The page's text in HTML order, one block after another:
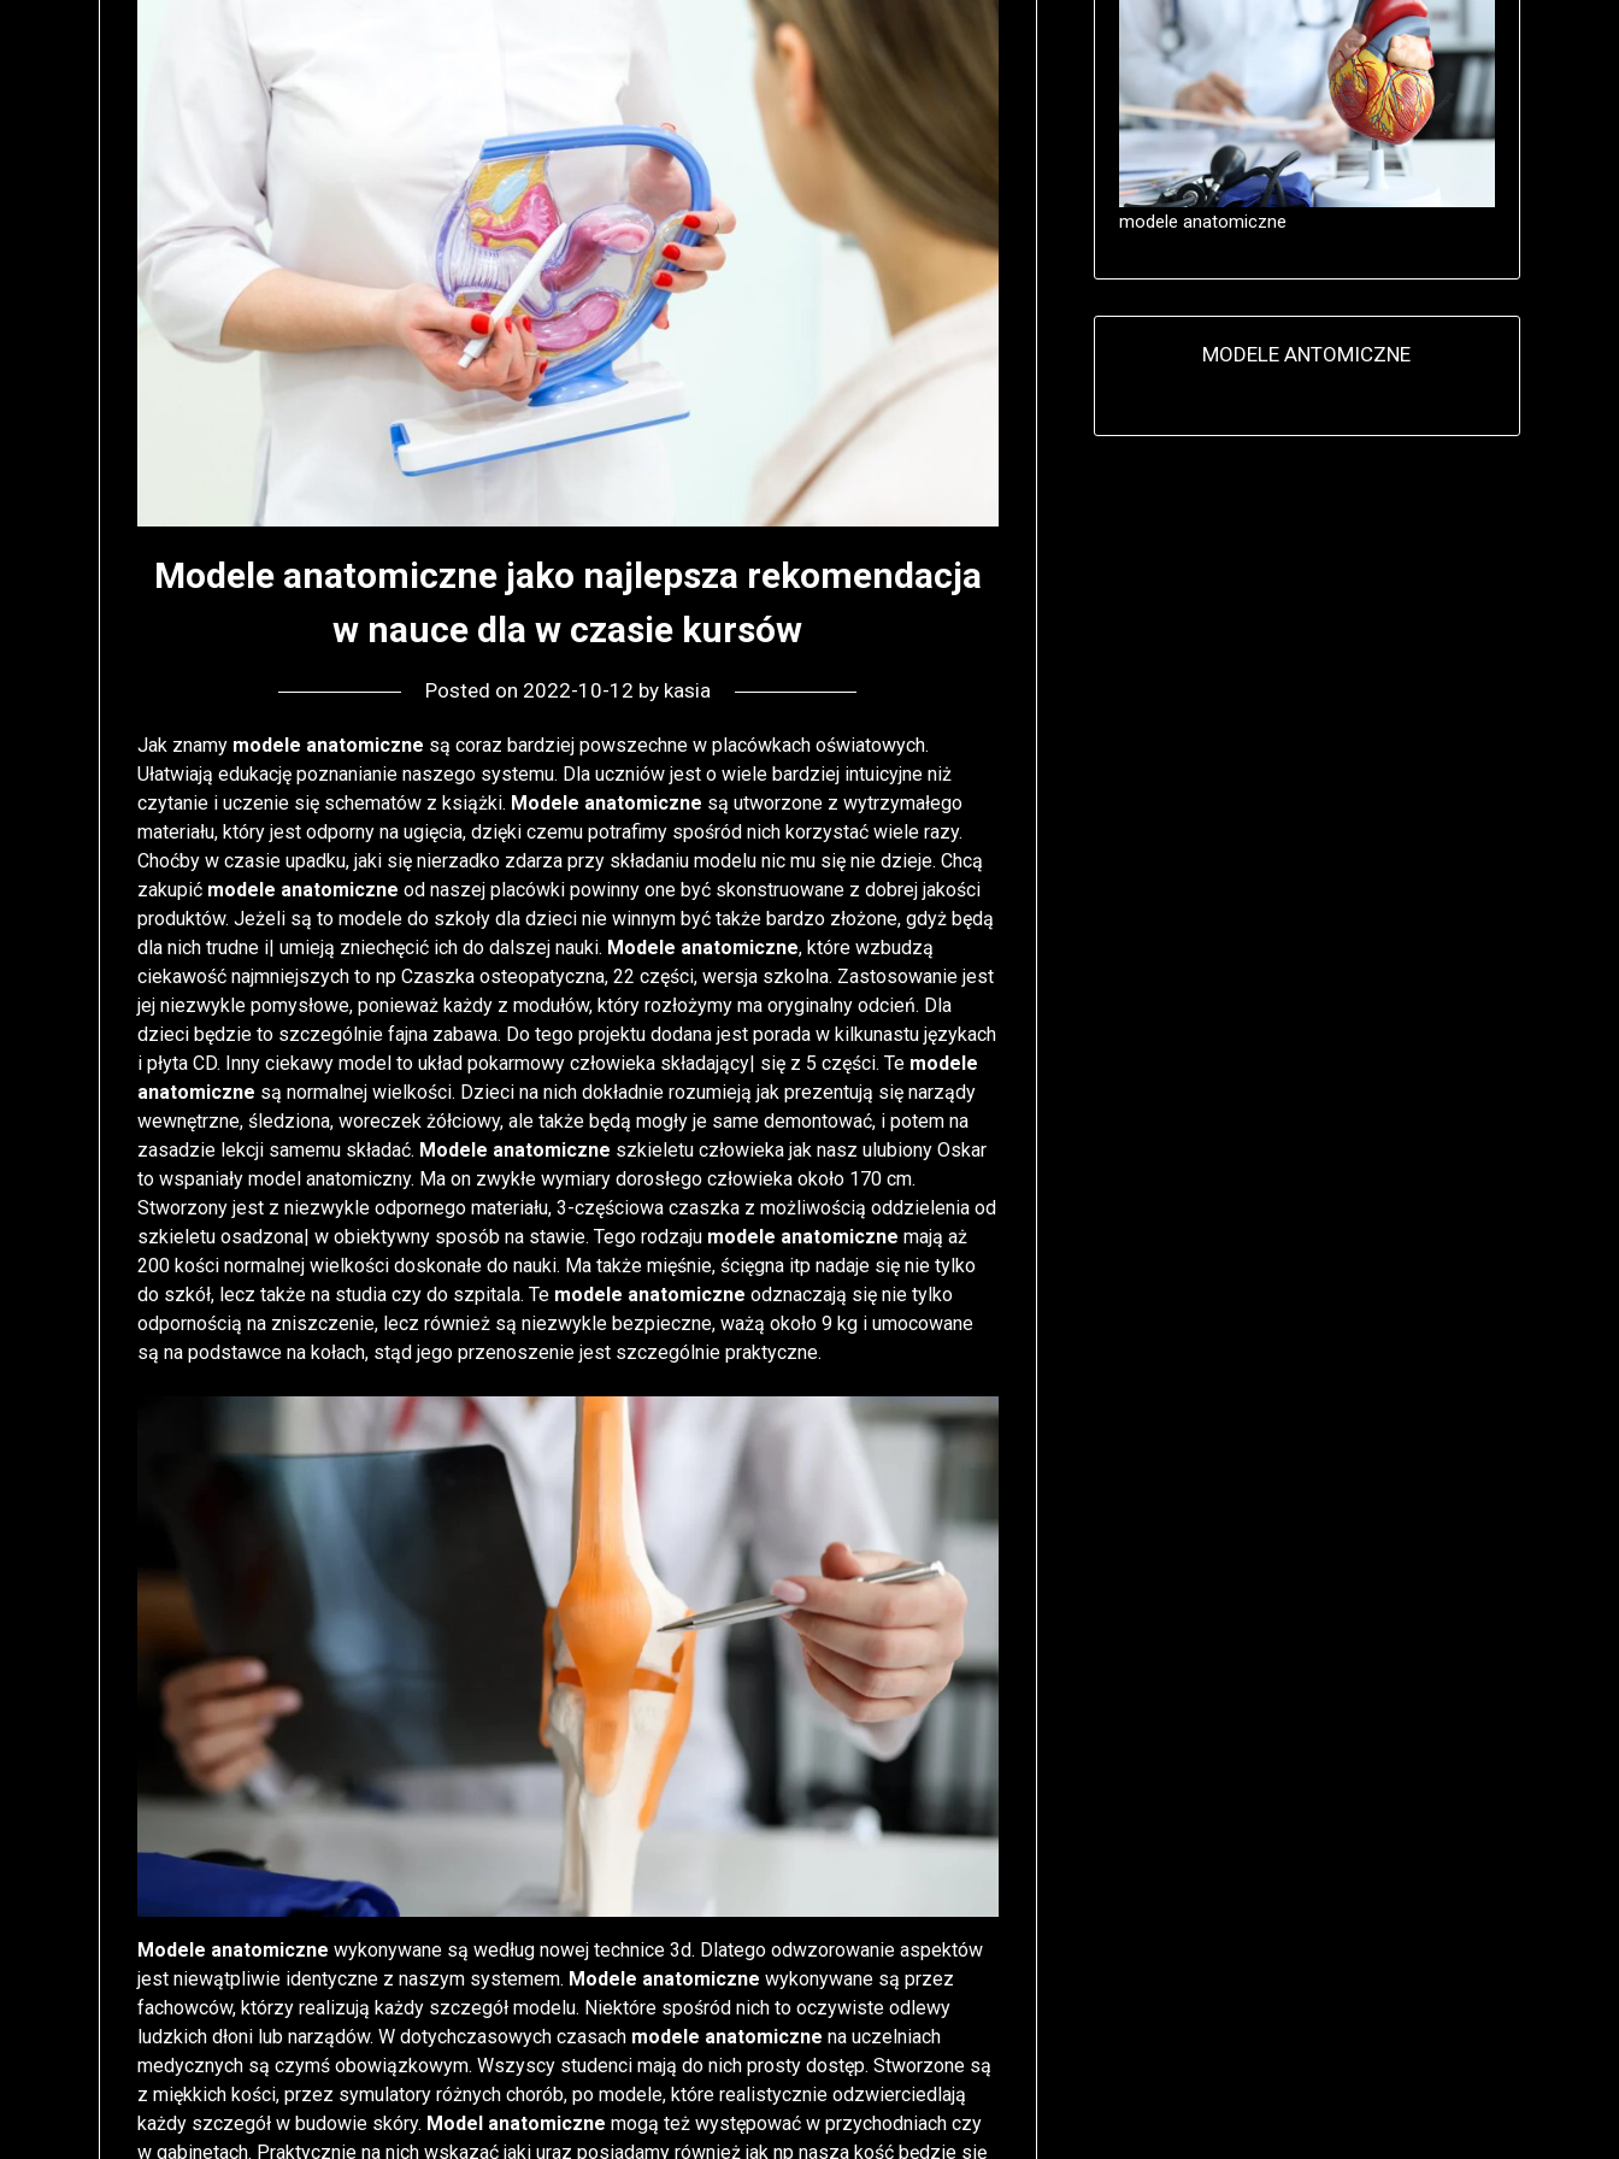
Modele anatomiczne jako najlepsza rekomendacja
w nauce dla w czasie kursów
Posted on 2022-10-12 by kasia
Jak znamy modele anatomiczne są coraz bardziej powszechne w placówkach oświatowych.
Ułatwiają edukację poznanianie naszego systemu. Dla uczniów jest o wiele bardziej intuicyjne niż
czytanie i uczenie się schematów z książki. Modele anatomiczne są utworzone z wytrzymałego
materiału, który jest odporny na ugięcia, dzięki czemu potrafimy spośród nich korzystać wiele razy.
Choćby w czasie upadku, jaki się nierzadko zdarza przy składaniu modelu nic mu się nie dzieje. Chcą
zakupić modele anatomiczne od naszej placówki powinny one być skonstruowane z dobrej jakości
produktów. Jeżeli są to modele do szkoły dla dzieci nie winnym być także bardzo złożone, gdyż będą
dla nich trudne i| umieją zniechęcić ich do dalszej nauki. Modele anatomiczne, które wzbudzą
ciekawość najmniejszych to np Czaszka osteopatyczna, 22 części, wersja szkolna. Zastosowanie jest
jej niezwykle pomysłowe, ponieważ każdy z modułów, który rozłożymy ma oryginalny odcień. Dla
dzieci będzie to szczególnie fajna zabawa. Do tego projektu dodana jest porada w kilkunastu językach
i płyta CD. Inny ciekawy model to układ pokarmowy człowieka składający| się z 5 części. Te modele
anatomiczne są normalnej wielkości. Dzieci na nich dokładnie rozumieją jak prezentują się narządy
wewnętrzne, śledziona, woreczek żółciowy, ale także będą mogły je same demontować, i potem na
zasadzie lekcji samemu składać. Modele anatomiczne szkieletu człowieka jak nasz ulubiony Oskar
to wspaniały model anatomiczny. Ma on zwykłe wymiary dorosłego człowieka około 170 cm.
Stworzony jest z niezwykle odpornego materiału, 3-częściowa czaszka z możliwością oddzielenia od
szkieletu osadzona| w obiektywny sposób na stawie. Tego rodzaju modele anatomiczne mają aż
200 kości normalnej wielkości doskonałe do nauki. Ma także mięśnie, ścięgna itp nadaje się nie tylko
do szkół, lecz także na studia czy do szpitala. Te modele anatomiczne odznaczają się nie tylko
odpornością na zniszczenie, lecz również są niezwykle bezpieczne, ważą około 9 kg i umocowane
są na podstawce na kołach, stąd jego przenoszenie jest szczególnie praktyczne.
Modele anatomiczne wykonywane są według nowej technice 3d. Dlatego odwzorowanie aspektów
jest niewątpliwie identyczne z naszym systemem. Modele anatomiczne wykonywane są przez
fachowców, którzy realizują każdy szczegół modelu. Niektóre spośród nich to oczywiste odlewy
ludzkich dłoni lub narządów. W dotychczasowych czasach modele anatomiczne na uczelniach
medycznych są czymś obowiązkowym. Wszyscy studenci mają do nich prosty dostęp. Stworzone są
z miękkich kości, przez symulatory różnych chorób, po modele, które realistycznie odzwierciedlają
każdy szczegół w budowie skóry. Model anatomiczne mogą też występować w przychodniach czy
w gabinetach. Praktycznie na nich wskazać jaki uraz posiadamy również jak np nasza kość będzie się
modele anatomiczne
MODELE ANTOMICZNE